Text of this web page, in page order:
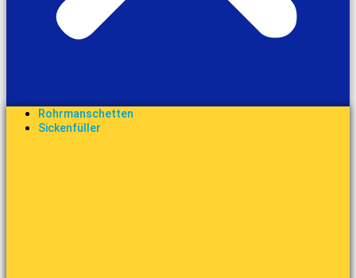
Rohrmanschetten
Sickenfüller